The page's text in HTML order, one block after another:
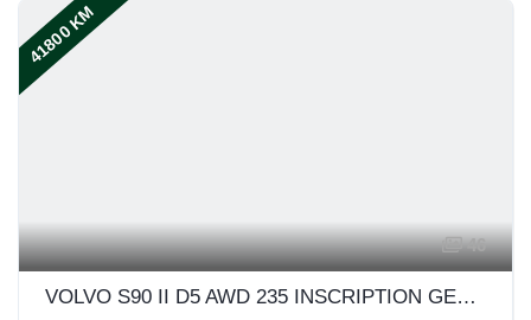
41800 KM
46
VOLVO S90 II D5 AWD 235 INSCRIPTION GEARTRONIC 8